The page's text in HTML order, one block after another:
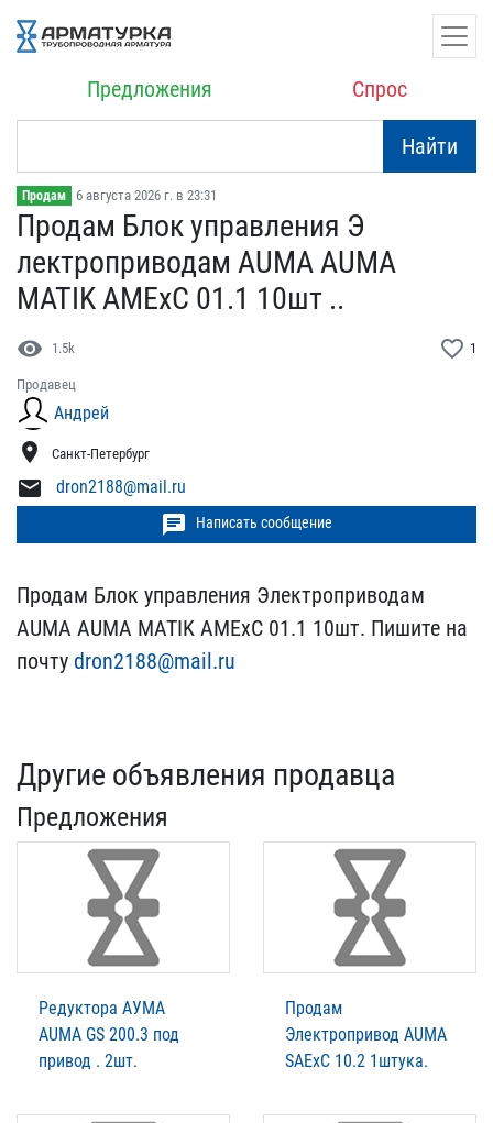
Предложения Спрос
Найти
Продам 6 августа 2026 г. в 23:31
Продам Блок управления Э​
лектроприводам AUMA AUMA​
MATIK AMExC 01.1 10шт .​.
visibility 1.5k favorite_border 1
Продавец
Андрей
location_on Санкт-Петербург
mail dron2188@mail.ru
chat Написать сообщение
Продам Блок управления Э​лектроприводам
AUMA AUMA​ MATIK AMExC 01.1 10шт. ​Пишите на
почту dron2188​@mail.ru
Другие объявления продавца
Предложения
Редукторa АУМА
AUMA GS 200.3 под
привод . 2шт.
Продам
Электропривод AUMA
SАExC 10.2 1штукa.